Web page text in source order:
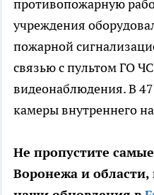
противопожарную
учреждения
пожарной
связью с пультом ГО
видеонаблюдения. В
камеры внутреннего
Не пропустите
Воронежа и